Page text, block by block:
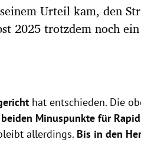
Urteil kam, den
2025 trotzdem noch
hat entschieden. Die
Minuspunkte für
allerdings. Bis in den